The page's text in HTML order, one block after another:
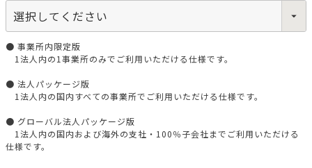
● 事業所内限定版
1法人内の1事業所のみでご利用いただける仕様です。
● 法人パッケージ版
1法人内の国内すべての事業所でご利用いただける仕様です。
● グローバル法人パッケージ版
1法人内の国内および海外の支社・100％子会社までご利用いただける
仕様です。